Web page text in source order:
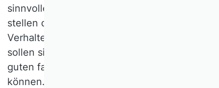
sinnvoller Weise umgehen können. Sie
stellen damit zwar keine bindenden
Verhaltensvorschriften dar. VHB-Mitglieder
sollen sich aber in Zweifelsfällen auf die
guten fachlichen Praktiken (GfPs) berufen
können.